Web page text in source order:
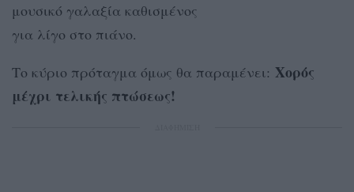
μουσικό γαλαξία καθισμένος
για λίγο στο πιάνο.
Το κύριο πρόταγμα όμως θα παραμένει: Χορός
μέχρι τελικής πτώσεως!